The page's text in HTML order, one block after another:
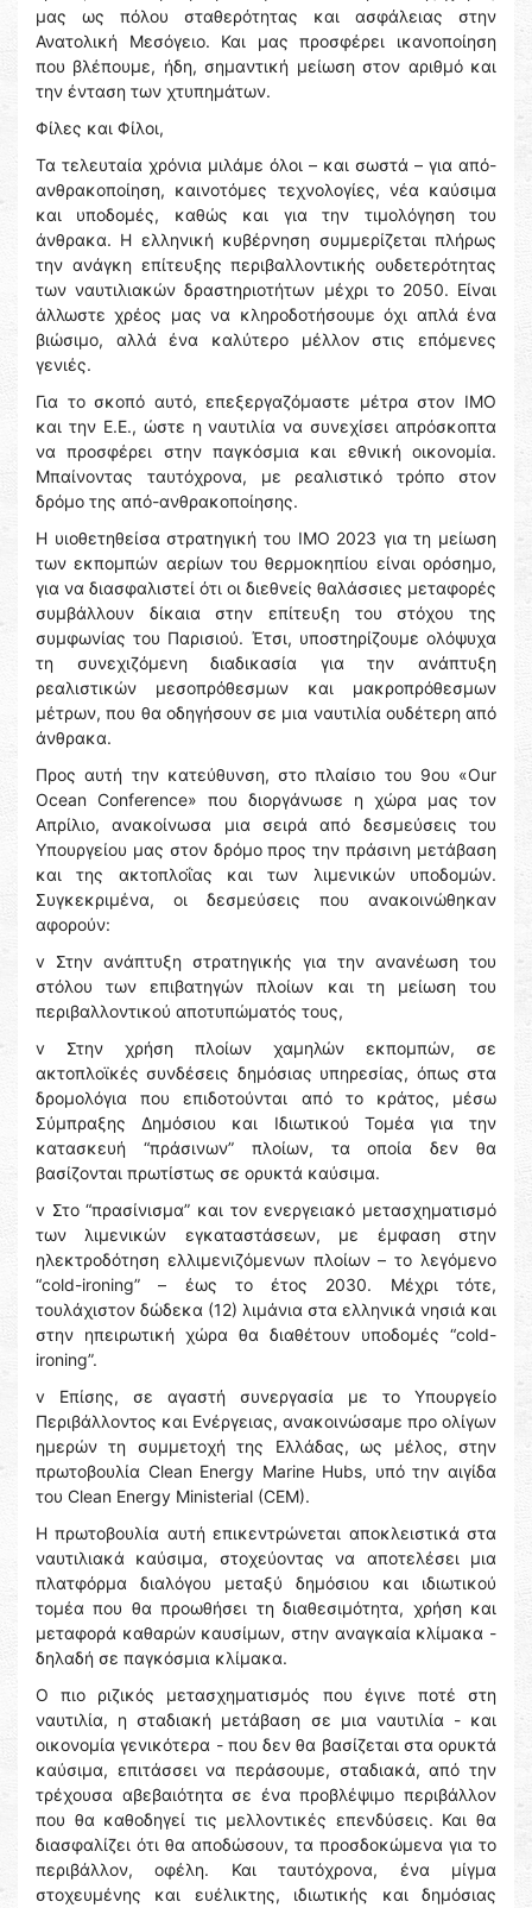
μας ως πόλου σταθερότητας και ασφάλειας στην
Ανατολική Μεσόγειο. Και μας προσφέρει ικανοποίηση
που βλέπουμε, ήδη, σημαντική μείωση στον αριθμό και
την ένταση των χτυπημάτων.
Φίλες και Φίλοι,
Τα τελευταία χρόνια μιλάμε όλοι – και σωστά – για από-
ανθρακοποίηση, καινοτόμες τεχνολογίες, νέα καύσιμα
και υποδομές, καθώς και για την τιμολόγηση του
άνθρακα. Η ελληνική κυβέρνηση συμμερίζεται πλήρως
την ανάγκη επίτευξης περιβαλλοντικής ουδετερότητας
των ναυτιλιακών δραστηριοτήτων μέχρι το 2050. Είναι
άλλωστε χρέος μας να κληροδοτήσουμε όχι απλά ένα
βιώσιμο, αλλά ένα καλύτερο μέλλον στις επόμενες
γενιές.
Για το σκοπό αυτό, επεξεργαζόμαστε μέτρα στον ΙΜΟ
και την Ε.Ε., ώστε η ναυτιλία να συνεχίσει απρόσκοπτα
να προσφέρει στην παγκόσμια και εθνική οικονομία.
Μπαίνοντας ταυτόχρονα, με ρεαλιστικό τρόπο στον
δρόμο της από-ανθρακοποίησης.
Η υιοθετηθείσα στρατηγική του ΙΜΟ 2023 για τη μείωση
των εκπομπών αερίων του θερμοκηπίου είναι ορόσημο,
για να διασφαλιστεί ότι οι διεθνείς θαλάσσιες μεταφορές
συμβάλλουν δίκαια στην επίτευξη του στόχου της
συμφωνίας του Παρισιού. Έτσι, υποστηρίζουμε ολόψυχα
τη συνεχιζόμενη διαδικασία για την ανάπτυξη
ρεαλιστικών μεσοπρόθεσμων και μακροπρόθεσμων
μέτρων, που θα οδηγήσουν σε μια ναυτιλία ουδέτερη από
άνθρακα.
Προς αυτή την κατεύθυνση, στο πλαίσιο του 9ου «Our
Ocean Conference» που διοργάνωσε η χώρα μας τον
Απρίλιο, ανακοίνωσα μια σειρά από δεσμεύσεις του
Υπουργείου μας στον δρόμο προς την πράσινη μετάβαση
και της ακτοπλοΐας και των λιμενικών υποδομών.
Συγκεκριμένα, οι δεσμεύσεις που ανακοινώθηκαν
αφορούν:
v Στην ανάπτυξη στρατηγικής για την ανανέωση του
στόλου των επιβατηγών πλοίων και τη μείωση του
περιβαλλοντικού αποτυπώματός τους,
v Στην χρήση πλοίων χαμηλών εκπομπών, σε
ακτοπλοϊκές συνδέσεις δημόσιας υπηρεσίας, όπως στα
δρομολόγια που επιδοτούνται από το κράτος, μέσω
Σύμπραξης Δημόσιου και Ιδιωτικού Τομέα για την
κατασκευή “πράσινων” πλοίων, τα οποία δεν θα
βασίζονται πρωτίστως σε ορυκτά καύσιμα.
v Στο “πρασίνισμα” και τον ενεργειακό μετασχηματισμό
των λιμενικών εγκαταστάσεων, με έμφαση στην
ηλεκτροδότηση ελλιμενιζόμενων πλοίων – το λεγόμενο
“cold-ironing” – έως το έτος 2030. Μέχρι τότε,
τουλάχιστον δώδεκα (12) λιμάνια στα ελληνικά νησιά και
στην ηπειρωτική χώρα θα διαθέτουν υποδομές “cold-
ironing”.
v Επίσης, σε αγαστή συνεργασία με το Υπουργείο
Περιβάλλοντος και Ενέργειας, ανακοινώσαμε προ ολίγων
ημερών τη συμμετοχή της Ελλάδας, ως μέλος, στην
πρωτοβουλία Clean Energy Marine Hubs, υπό την αιγίδα
του Clean Energy Ministerial (CEM).
Η πρωτοβουλία αυτή επικεντρώνεται αποκλειστικά στα
ναυτιλιακά καύσιμα, στοχεύοντας να αποτελέσει μια
πλατφόρμα διαλόγου μεταξύ δημόσιου και ιδιωτικού
τομέα που θα προωθήσει τη διαθεσιμότητα, χρήση και
μεταφορά καθαρών καυσίμων, στην αναγκαία κλίμακα -
δηλαδή σε παγκόσμια κλίμακα.
Ο πιο ριζικός μετασχηματισμός που έγινε ποτέ στη
ναυτιλία, η σταδιακή μετάβαση σε μια ναυτιλία - και
οικονομία γενικότερα - που δεν θα βασίζεται στα ορυκτά
καύσιμα, επιτάσσει να περάσουμε, σταδιακά, από την
τρέχουσα αβεβαιότητα σε ένα προβλέψιμο περιβάλλον
που θα καθοδηγεί τις μελλοντικές επενδύσεις. Και θα
διασφαλίζει ότι θα αποδώσουν, τα προσδοκώμενα για το
περιβάλλον, οφέλη. Και ταυτόχρονα, ένα μίγμα
στοχευμένης και ευέλικτης, ιδιωτικής και δημόσιας